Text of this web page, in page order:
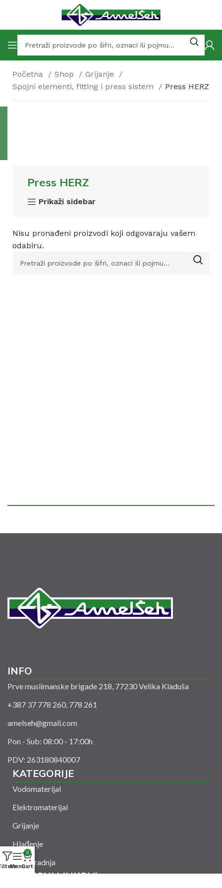
Početna Shop
Grijanje
Spojni elementi, fitting i press sistem
Press HERZ
Press HERZ
Prikaži sidebar
Nisu pronađeni proizvodi koji odgovaraju vašem
odabiru.
INFO
Prve muslimanske brigade 218, 77230 Velika Kladuša
+387 37 778 260, 778 261
amelseh@gmail.com
Pon - Sub: 08:00 - 17:00h
PDV: 263180840007
KATEGORIJE
Vodomaterijal
Elektromaterijal
Grijanje
Hlađenje
Suha gradnja
KORISNI LINKOVI
Menu
0
Cart